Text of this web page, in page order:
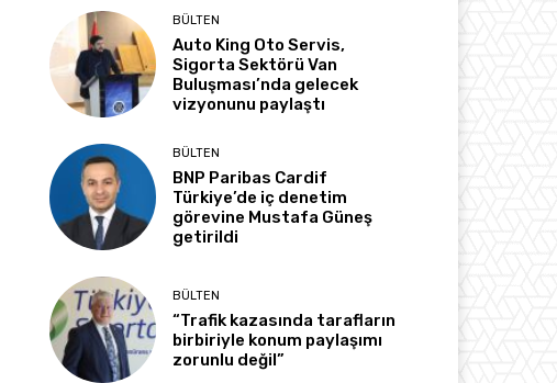
BÜLTEN
Auto King Oto Servis,
Sigorta Sektörü Van
Buluşması’nda gelecek
vizyonunu paylaştı
BÜLTEN
BNP Paribas Cardif
Türkiye’de iç denetim
görevine Mustafa Güneş
getirildi
BÜLTEN
“Trafik kazasında tarafların
birbiriyle konum paylaşımı
zorunlu değil”